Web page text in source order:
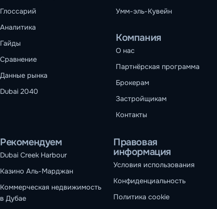
Глоссарий
Аналитика
Гайды
Сравнение
Данные рынка
Dubai 2040
Умм-эль-Кувейн
Компания
О нас
Партнёрская программа
Брокерам
Застройщикам
Контакты
Рекомендуем
Dubai Creek Harbour
Казино Аль-Марджан
Коммерческая недвижимость
в Дубае
Правовая
информация
Условия использования
Конфиденциальность
Политика cookie